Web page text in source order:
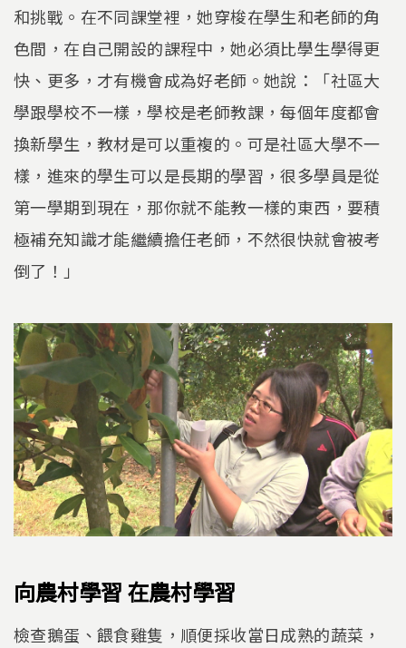
和挑戰。在不同課堂裡，她穿梭在學生和老師的角
色間，在自己開設的課程中，她必須比學生學得更
快、更多，才有機會成為好老師。她說：「社區大
學跟學校不一樣，學校是老師教課，每個年度都會
換新學生，教材是可以重複的。可是社區大學不一
樣，進來的學生可以是長期的學習，很多學員是從
第一學期到現在，那你就不能教一樣的東西，要積
極補充知識才能繼續擔任老師，不然很快就會被考
倒了！」
向農村學習 在農村學習
檢查鵝蛋、餵食雞隻，順便採收當日成熟的蔬菜，